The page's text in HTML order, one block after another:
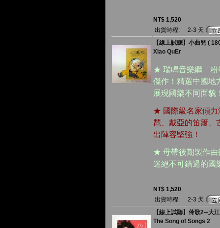
NT$ 1,520
出貨時程:
2-3 天
【線上試聽】小曲兒 (
Xiao QuEr
★ 瑞鳴音樂繼「粉
傑作！精選中國地
展現國樂不同面貌
★ 國際級名家傾力
琶、戴亞的笛簫、
出陣容堅強！
★ 母帶後期製作由
迷絕不可錯過的國
NT$ 1,520
出貨時程:
2-3 天
【線上試聽】伶歌2─大
The Song of Songs 2